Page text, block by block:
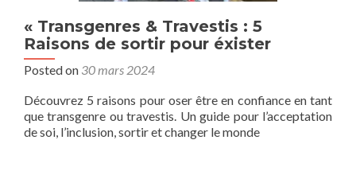
« Transgenres & Travestis : 5
Raisons de sortir pour éxister
Posted on 30 mars 2024
Découvrez 5 raisons pour oser être en confiance en tant
que transgenre ou travestis. Un guide pour l’acceptation
de soi, l’inclusion, sortir et changer le monde